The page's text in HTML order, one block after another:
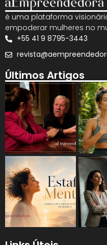
é uma plataforma
empoderar mulheres no
+55 41 9 8795-3443
Últimos Artigos